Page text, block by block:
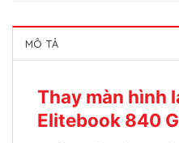
MÔ TẢ
Thay màn hình
Elitebook 840